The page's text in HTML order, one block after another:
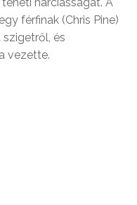
férfinak (Chris Pine)
és
vezette.